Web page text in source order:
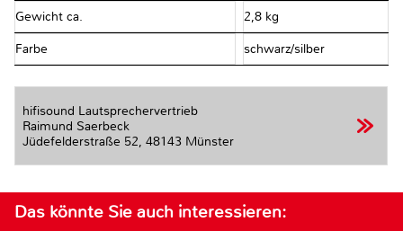
Gewicht ca. 2,8 kg
Farbe schwarz/silber
hifisound Lautsprechervertrieb
Raimund Saerbeck
Jüdefelderstraße 52, 48143 Münster
Das könnte Sie auch interessieren: